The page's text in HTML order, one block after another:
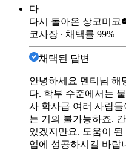
다
다시 돌아온 상코미코
코사장 ∙ 채택률 99%
채택된 답변
안녕하세요 멘티님 해
다. 학부 수준에서는
사 학사급 여러 사람
는 거의 불가능하죠.
있겠지만요. 도움이
업에 성공하시길 바랍